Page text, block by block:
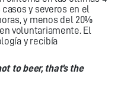
y severos en el
y menos del 20%
voluntariamente. El
y recibía
to beer, that’s the